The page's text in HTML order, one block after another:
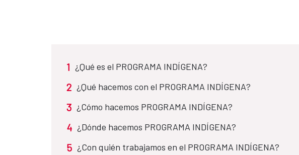
1 ¿Qué es el PROGRAMA INDÍGENA?
2 ¿Qué hacemos con el PROGRAMA INDÍGENA?​
3 ¿Cómo hacemos PROGRAMA INDÍGENA?
4 ¿Dónde hacemos PROGRAMA INDÍGENA?
5 ¿Con quién trabajamos en el PROGRAMA INDÍGENA?